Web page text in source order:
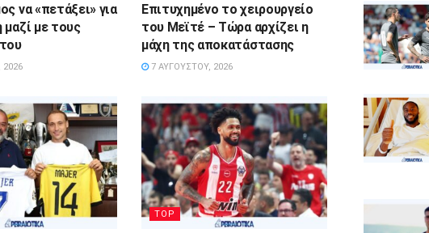
να «πετάξει» για
με τους
Επιτυχημένο το χειρουργείο
του Μεϊτέ – Τώρα αρχίζει η
μάχη της αποκατάστασης
7 ΑΥΓΟΎΣΤΟΥ, 2026
TOP